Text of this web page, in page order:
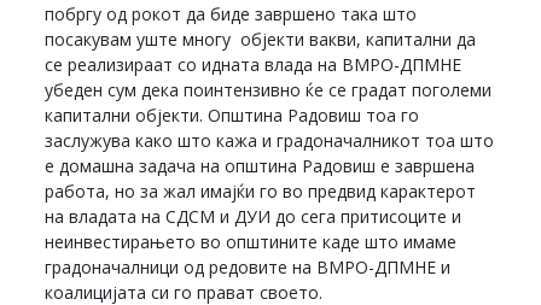
побргу од рокот да биде завршено така што
посакувам уште многу објекти вакви, капитални да
се реализираат со идната влада на ВМРО-ДПМНЕ
убеден сум дека поинтензивно ќе се градат поголеми
капитални објекти. Општина Радовиш тоа го
заслужува како што кажа и градоначалникот тоа што
е домашна задача на општина Радовиш е завршена
работа, но за жал имајќи го во предвид карактерот
на владата на СДСМ и ДУИ до сега притисоците и
неинвестирањето во општините каде што имаме
градоначалници од редовите на ВМРО-ДПМНЕ и
коалицијата си го прават своето.